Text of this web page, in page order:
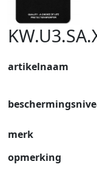
artikelnaam
merk
opmerking